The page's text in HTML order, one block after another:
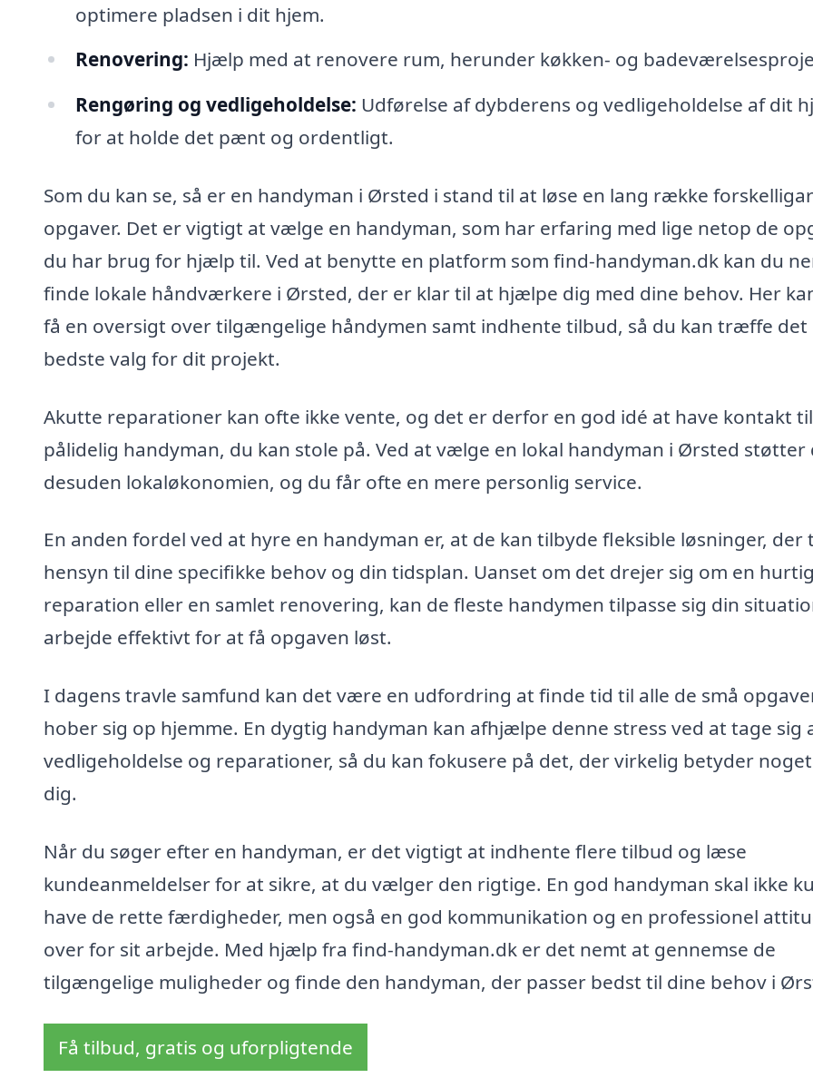
optimere pladsen i dit hjem.
Renovering: Hjælp med at renovere rum, herunder køkken- og
Rengøring og vedligeholdelse: Udførelse af dybderens og vedligeholdelse af dit
for at holde det pænt og ordentligt.
Som du kan se, så er en handyman i Ørsted i stand til at løse en lang række
opgaver. Det er vigtigt at vælge en handyman, som har erfaring med lige netop de
du har brug for hjælp til. Ved at benytte en platform som find-handyman.dk kan du
finde lokale håndværkere i Ørsted, der er klar til at hjælpe dig med dine behov. Her
få en oversigt over tilgængelige håndymen samt indhente tilbud, så du kan træffe det
bedste valg for dit projekt.
Akutte reparationer kan ofte ikke vente, og det er derfor en god idé at have kontakt
pålidelig handyman, du kan stole på. Ved at vælge en lokal handyman i Ørsted støtter
desuden lokaløkonomien, og du får ofte en mere personlig service.
En anden fordel ved at hyre en handyman er, at de kan tilbyde fleksible løsninger, der
hensyn til dine specifikke behov og din tidsplan. Uanset om det drejer sig om en hurtig
reparation eller en samlet renovering, kan de fleste handymen tilpasse sig din
arbejde effektivt for at få opgaven løst.
I dagens travle samfund kan det være en udfordring at finde tid til alle de små
hober sig op hjemme. En dygtig handyman kan afhjælpe denne stress ved at tage sig
vedligeholdelse og reparationer, så du kan fokusere på det, der virkelig betyder
dig.
Når du søger efter en handyman, er det vigtigt at indhente flere tilbud og læse
kundeanmeldelser for at sikre, at du vælger den rigtige. En god handyman skal ikke
have de rette færdigheder, men også en god kommunikation og en professionel
over for sit arbejde. Med hjælp fra find-handyman.dk er det nemt at gennemse de
tilgængelige muligheder og finde den handyman, der passer bedst til dine behov i
Få tilbud, gratis og uforpligtende